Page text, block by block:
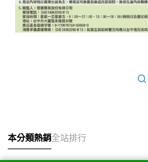
本分類熱銷全站排行